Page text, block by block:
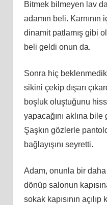
Bitmek bilmeyen lav
adamın beli.
dinamit patlamış gibi
beli geldi onun da.
Sonra hiç
sikini çekip dışarı
boşluk oluştuğunu
yapacağını aklına
Şaşkın gözlerle
bağlayışını seyretti.
Adam, onunla bir
dönüp salonun
sokak kapısının